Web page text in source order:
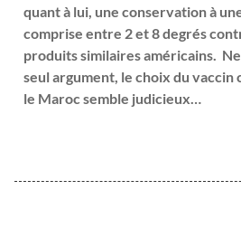
quant à lui, une conservation à
comprise entre 2 et 8 degrés
produits similaires américains.
seul argument, le choix du
le Maroc semble judicieux…